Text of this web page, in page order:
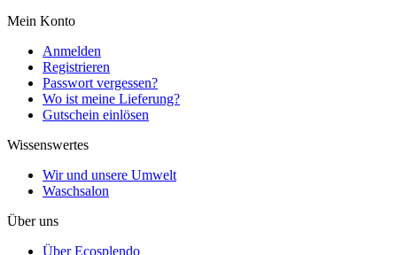
Mein Konto
Anmelden
Registrieren
Passwort vergessen?
Wo ist meine Lieferung?
Gutschein einlösen
Wissenswertes
Wir und unsere Umwelt
Waschsalon
Über uns
Über Ecosplendo